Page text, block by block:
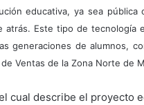
educativa, ya sea
atrás. Este tipo de tecnología
generaciones de alumnos,
Ventas de la Zona Norte de
cual describe el proyecto